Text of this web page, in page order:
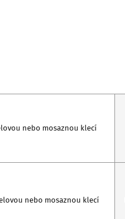
nebo mosaznou klecí
nebo mosaznou klecí